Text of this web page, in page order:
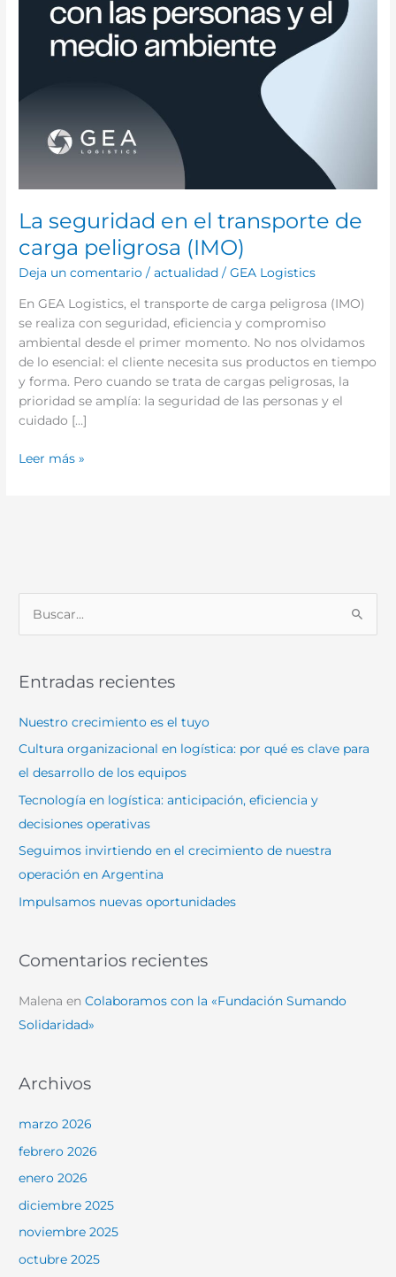
La seguridad en el transporte de
carga peligrosa (IMO)
Deja un comentario /actualidad /GEA Logistics
En GEA Logistics, el transporte de carga peligrosa (IMO)
se realiza con seguridad, eficiencia y compromiso
ambiental desde el primer momento. No nos olvidamos
de lo esencial: el cliente necesita sus productos en tiempo
y forma. Pero cuando se trata de cargas peligrosas, la
prioridad se amplía: la seguridad de las personas y el
cuidado […]
Leer más »
c
r
:
Entradas recientes
Nuestro crecimiento es el tuyo
Cultura organizacional en logística: por qué es clave para
el desarrollo de los equipos
Tecnología en logística: anticipación, eficiencia y
decisiones operativas
Seguimos invirtiendo en el crecimiento de nuestra
operación en Argentina
Impulsamos nuevas oportunidades
Comentarios recientes
Malena enColaboramos con la «Fundación Sumando
Solidaridad»
Archivos
marzo 2026
febrero 2026
enero 2026
diciembre 2025
noviembre 2025
octubre 2025